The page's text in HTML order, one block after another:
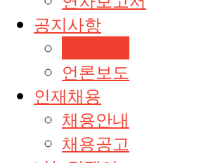
공지사항
언론보도
인재채용
채용안내
채용공고